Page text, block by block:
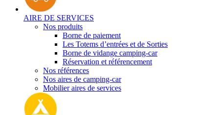
AIRE DE SERVICES
Nos produits
Borne de paiement
Les Totems d’entrées et de Sorties
Borne de vidange camping-car
Réservation et référencement
Nos références
Nos aires de camping-car
Mobilier aires de services